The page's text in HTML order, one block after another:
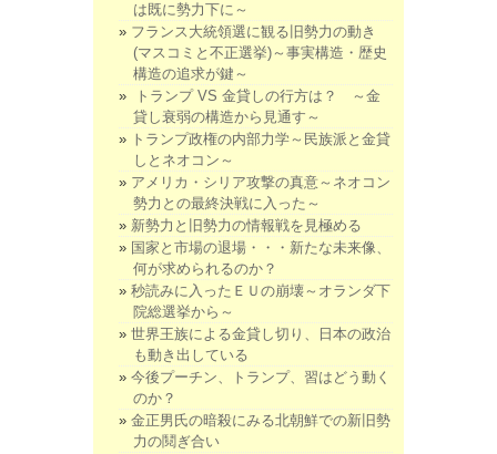
は既に勢力下に～
フランス大統領選に観る旧勢力の動き
(マスコミと不正選挙)～事実構造・歴史
構造の追求が鍵～
トランプ VS 金貸しの行方は？ ～金
貸し衰弱の構造から見通す～
トランプ政権の内部力学～民族派と金貸
しとネオコン～
アメリカ・シリア攻撃の真意～ネオコン
勢力との最終決戦に入った～
新勢力と旧勢力の情報戦を見極める
国家と市場の退場・・・新たな未来像、
何が求められるのか？
秒読みに入ったＥＵの崩壊～オランダ下
院総選挙から～
世界王族による金貸し切り、日本の政治
も動き出している
今後プーチン、トランプ、習はどう動く
のか？
金正男氏の暗殺にみる北朝鮮での新旧勢
力の鬩ぎ合い